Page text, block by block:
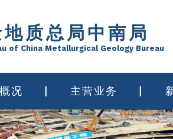
质总局中南局
of China Metallurgical Geology Bureau
况 主营业务